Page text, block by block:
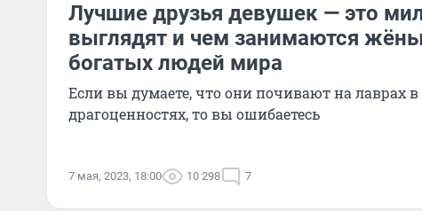
Лучшие друзья девушек — это
выглядят и чем занимаются
богатых людей мира
Если вы думаете, что они почивают на лаврах
драгоценностях, то вы ошибаетесь
7 мая, 2023, 18:00 10 298 7